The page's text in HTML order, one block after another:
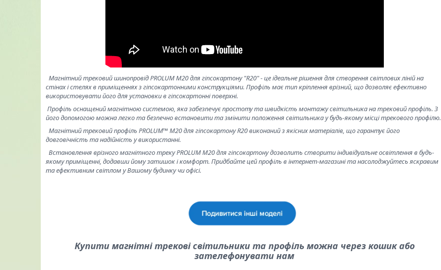
Магнітний трековий шинопровід PROLUM M20 для гіпсокартону "R20" - це ідеальне рішення для створення світлових ліній на
стінах і стелях в приміщеннях з гіпсокартонними конструкціями. Профіль має тип кріплення врізний, що дозволяє ефективно
використовувати його для установки в гіпсокартонні поверхні.
Профіль оснащений магнітною системою, яка забезпечує простоту та швидкість монтажу світильника на трековий профіль. З
його допомогою можна легко та безпечно встановити та змінити положення світильника у будь-якому місці трекового профілю.
Магнітний трековий профіль PROLUM™ M20 для гіпсокартону R20 виконаний з якісних матеріалів, що гарантує його
довговічність та надійність у використанні.
Встановлення врізного магнітного треку PROLUM M20 для гіпсокартону дозволить створити індивідуальне освітлення в будь-
якому приміщенні, додавши йому затишок і комфорт. Придбайте цей профіль в інтернет-магазині та насолоджуйтесь яскравим
та ефективним світлом у Вашому будинку чи офісі.
Купити магнітні трекові світильники та профіль можна через кошик або
зателефонувати нам